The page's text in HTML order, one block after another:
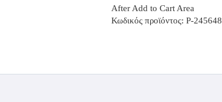
After Add to Cart Area
Κωδικός προϊόντος:P-245648